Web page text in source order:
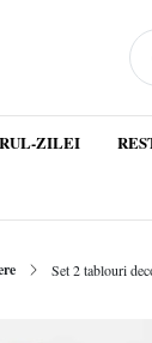
ZILEI
Set 2 tablouri